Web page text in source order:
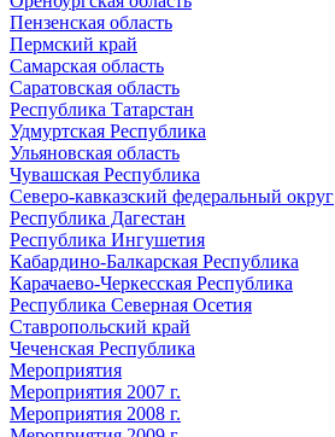
Пензенская область
Пермский край
Самарская область
Саратовская область
Республика Татарстан
Удмуртская Республика
Ульяновская область
Чувашская Республика
Северо-кавказский федеральный округ
Республика Дагестан
Республика Ингушетия
Кабардино-Балкарская Республика
Карачаево-Черкесская Республика
Республика Северная Осетия
Ставропольский край
Чеченская Республика
Мероприятия
Мероприятия 2007 г.
Мероприятия 2008 г.